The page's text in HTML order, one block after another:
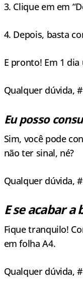
3. Clique em em
4. Depois, basta
E pronto! Em 1
Qualquer dúvida,
Eu posso
Sim, você pode
não ter sinal, né?
Qualquer dúvida,
E se acabar
Fique tranquilo!
em folha A4.
Qualquer dúvida,